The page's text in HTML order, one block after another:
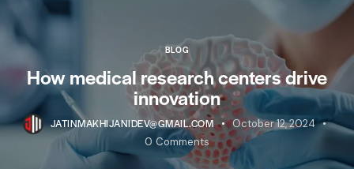
BLOG
How medical research centers drive
innovation
JATINMAKHIJANIDEV@GMAIL.COM
October 12, 2024
0 Comments